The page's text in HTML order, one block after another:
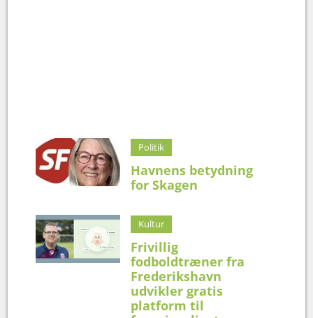
Politik
Havnens betydning
for Skagen
Kultur
Frivillig
fodboldtræner fra
Frederikshavn
udvikler gratis
platform til